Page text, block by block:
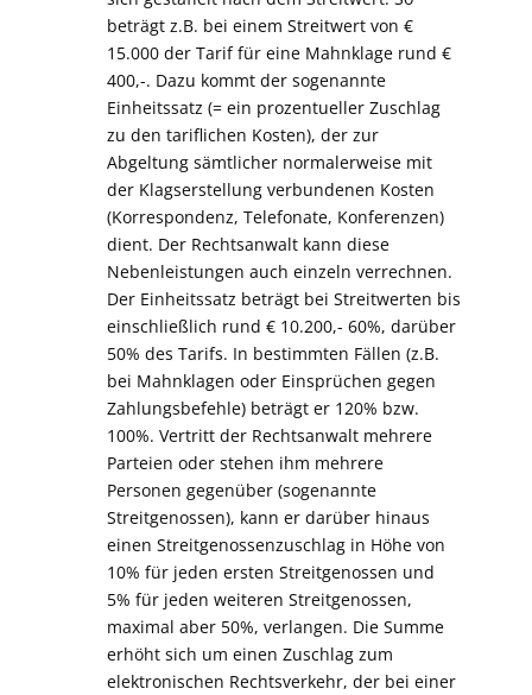
beträgt z.B. bei einem Streitwert von €
15.000 der Tarif für eine Mahnklage rund €
400,-. Dazu kommt der sogenannte
Einheitssatz (= ein prozentueller Zuschlag
zu den tariflichen Kosten), der zur
Abgeltung sämtlicher normalerweise mit
der Klagserstellung verbundenen Kosten
(Korrespondenz, Telefonate, Konferenzen)
dient. Der Rechtsanwalt kann diese
Nebenleistungen auch einzeln verrechnen.
Der Einheitssatz beträgt bei Streitwerten bis
einschließlich rund € 10.200,- 60%, darüber
50% des Tarifs. In bestimmten Fällen (z.B.
bei Mahnklagen oder Einsprüchen gegen
Zahlungsbefehle) beträgt er 120% bzw.
100%. Vertritt der Rechtsanwalt mehrere
Parteien oder stehen ihm mehrere
Personen gegenüber (sogenannte
Streitgenossen), kann er darüber hinaus
einen Streitgenossenzuschlag in Höhe von
10% für jeden ersten Streitgenossen und
5% für jeden weiteren Streitgenossen,
maximal aber 50%, verlangen. Die Summe
erhöht sich um einen Zuschlag zum
elektronischen Rechtsverkehr, der bei einer